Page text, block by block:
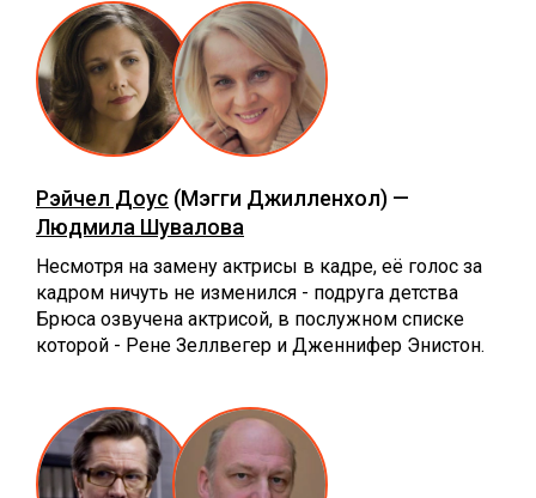
Рэйчел Доус (Мэгги Джилленхол) —
Людмила Шувалова
Несмотря на замену актрисы в кадре, её голос за
кадром ничуть не изменился - подруга детства
Брюса озвучена актрисой, в послужном списке
которой - Рене Зеллвегер и Дженнифер Энистон.